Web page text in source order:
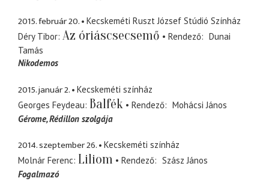
2015. február 20.
Kecskeméti Ruszt József Stúdió Színház
Déry Tibor Az óriáscsecsemő Rendező
Dunai
Tamás
Nikodemos
2015. január 2.
Kecskeméti színház
Georges Feydeau Balfék Rendező
Mohácsi János
Gérome Rédillon szolgája
2014. szeptember 26.
Kecskeméti színház
Molnár Ferenc Liliom Rendező
Szász János
Fogalmazó